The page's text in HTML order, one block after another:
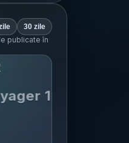
30 zile
publicate în
1